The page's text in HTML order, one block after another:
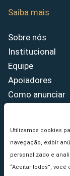
Utilizamos cookies
navegação, exibir
personalizado e
“Aceitar todos”,
Saiba mais
Sobre nós
Institucional
Equipe
Apoiadores
Como anunciar
Princípios